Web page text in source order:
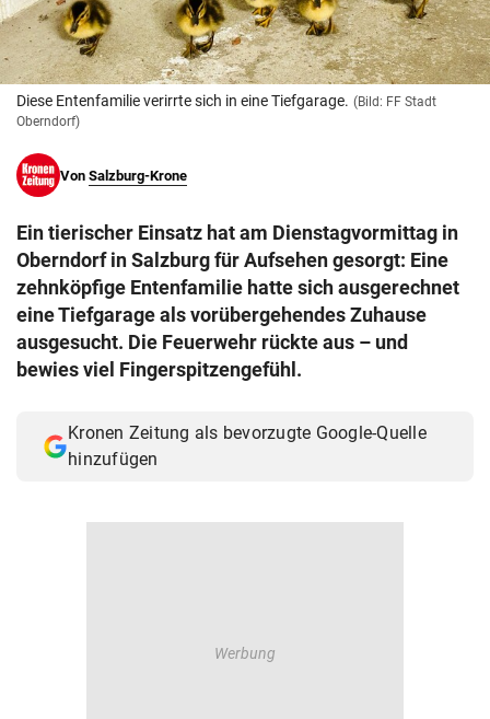
© Krone Multimedia GmbH & Co KG 2026
Muthgasse 2, 1190 Wien
Diese Entenfamilie verirrte sich in eine Tiefgarage. (Bild: FF Stadt
Oberndorf)
Von Salzburg-Krone
Ein tierischer Einsatz hat am Dienstagvormittag in
Oberndorf in Salzburg für Aufsehen gesorgt: Eine
zehnköpfige Entenfamilie hatte sich ausgerechnet
eine Tiefgarage als vorübergehendes Zuhause
ausgesucht. Die Feuerwehr rückte aus – und
bewies viel Fingerspitzengefühl.
Kronen Zeitung als bevorzugte Google-Quelle
hinzufügen